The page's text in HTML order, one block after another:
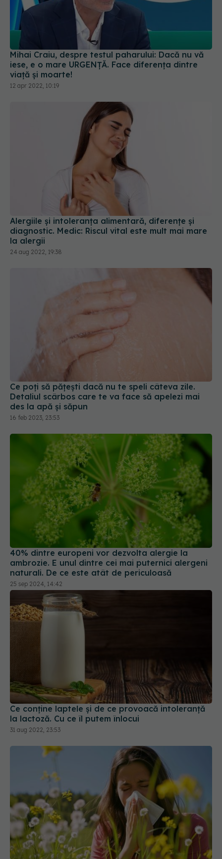
Mihai Craiu, despre testul paharului: Dacă nu vă
iese, e o mare URGENȚĂ. Face diferența dintre
viață și moarte!
12 apr 2022, 10:19
Alergiile și intoleranța alimentară, diferențe și
diagnostic. Medic: Riscul vital este mult mai mare
la alergii
24 aug 2022, 19:38
Ce poți să pățești dacă nu te speli câteva zile.
Detaliul scârbos care te va face să apelezi mai
des la apă și săpun
16 feb 2023, 23:53
40% dintre europeni vor dezvolta alergie la
ambrozie. E unul dintre cei mai puternici alergeni
naturali. De ce este atât de periculoasă
25 sep 2024, 14:42
Ce conține laptele și de ce provoacă intoleranță
la lactoză. Cu ce îl putem înlocui
31 aug 2022, 23:53